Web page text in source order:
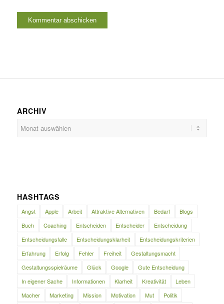
ARCHIV
HASHTAGS
Angst Apple Arbeit Attraktive Alternativen Bedarf
Blogs
Buch
Coaching Entscheiden Entscheider
Entscheidung
Entscheidungsfalle
Entscheidungsklarheit
Entscheidungskriterien
Erfahrung
Erfolg Fehler Freiheit
Gestaltungsmacht
Gestaltungsspielräume
Glück Google
Gute Entscheidung
In eigener Sache
Informationen Klarheit Kreativität
Leben
Macher
Marketing Mission Motivation Mut
Politik